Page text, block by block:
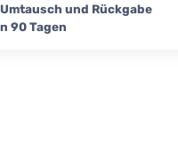
und Rückgabe
90 Tagen